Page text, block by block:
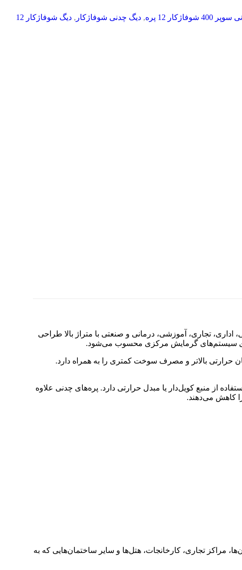
شوفاژکار 12 پره , دیگ چدنی شوفاژکار ,
دیگ شوفاژکار 12
تجاری، آموزشی، درمانی و صنعتی با متراژ بالا طراحی
برای سیستم‌های گرمایش مرکزی محسوب می‌شود.
نتیجه راندمان حرارتی بالاتر و مصرف سوخت کمتری را به همراه دارد.
از منبع کویل‌دار یا مبدل حرارتی دارد. پره‌های چدنی علاوه
کاهش می‌دهند.
مراکز تجاری، کارخانجات، هتل‌ها و سایر ساختمان‌هایی که به